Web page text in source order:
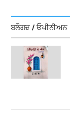
ਬਲੌਗਜ਼ / ਓਪੀਨੀਅਨ